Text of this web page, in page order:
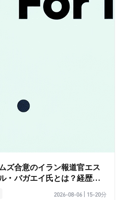
ズ合意のイラン報道官エス
・バガエイ氏とは？経歴ガ
2026-08-06 15-20分